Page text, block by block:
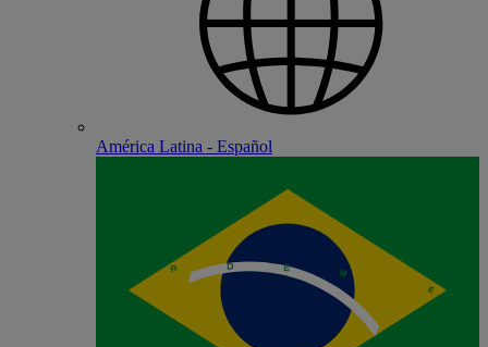
América Latina - Español